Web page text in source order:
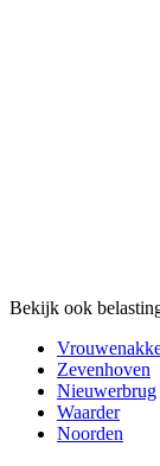
Bekijk ook
Zevenhoven
Nieuwerbrug
Waarder
Noorden